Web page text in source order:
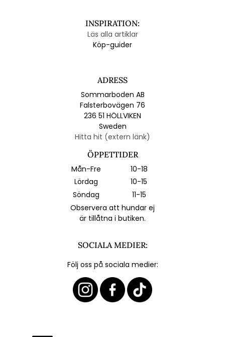
INSPIRATION:
Läs alla artiklar
Köp-guider
ADRESS
Sommarboden AB
Falsterbovägen 76
236 51 HÖLLVIKEN
Sweden
Hitta hit (extern länk)
ÖPPETTIDER
Mån-Fre
10-18
Lördag
10-15
Söndag
11-15
Observera att hundar ej
är tillåtna i butiken.
SOCIALA MEDIER:
Följ oss på sociala medier: